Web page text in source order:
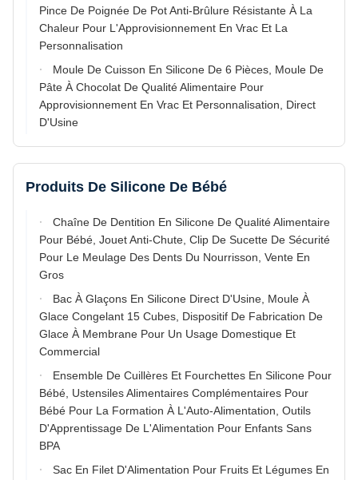
Pince De Poignée De Pot Anti-Brûlure Résistante À La
Chaleur Pour L'Approvisionnement En Vrac Et La
Personnalisation
Moule De Cuisson En Silicone De 6 Pièces, Moule De
Pâte À Chocolat De Qualité Alimentaire Pour
Approvisionnement En Vrac Et Personnalisation, Direct
D'Usine
Produits De Silicone De Bébé
Chaîne De Dentition En Silicone De Qualité Alimentaire
Pour Bébé, Jouet Anti-Chute, Clip De Sucette De Sécurité
Pour Le Meulage Des Dents Du Nourrisson, Vente En
Gros
Bac À Glaçons En Silicone Direct D'Usine, Moule À
Glace Congelant 15 Cubes, Dispositif De Fabrication De
Glace À Membrane Pour Un Usage Domestique Et
Commercial
Ensemble De Cuillères Et Fourchettes En Silicone Pour
Bébé, Ustensiles Alimentaires Complémentaires Pour
Bébé Pour La Formation À L'Auto-Alimentation, Outils
D'Apprentissage De L'Alimentation Pour Enfants Sans
BPA
Sac En Filet D'Alimentation Pour Fruits Et Légumes En